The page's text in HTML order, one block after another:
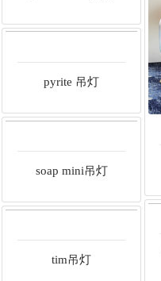
pyrite 吊灯
soap mini吊灯
tim吊灯